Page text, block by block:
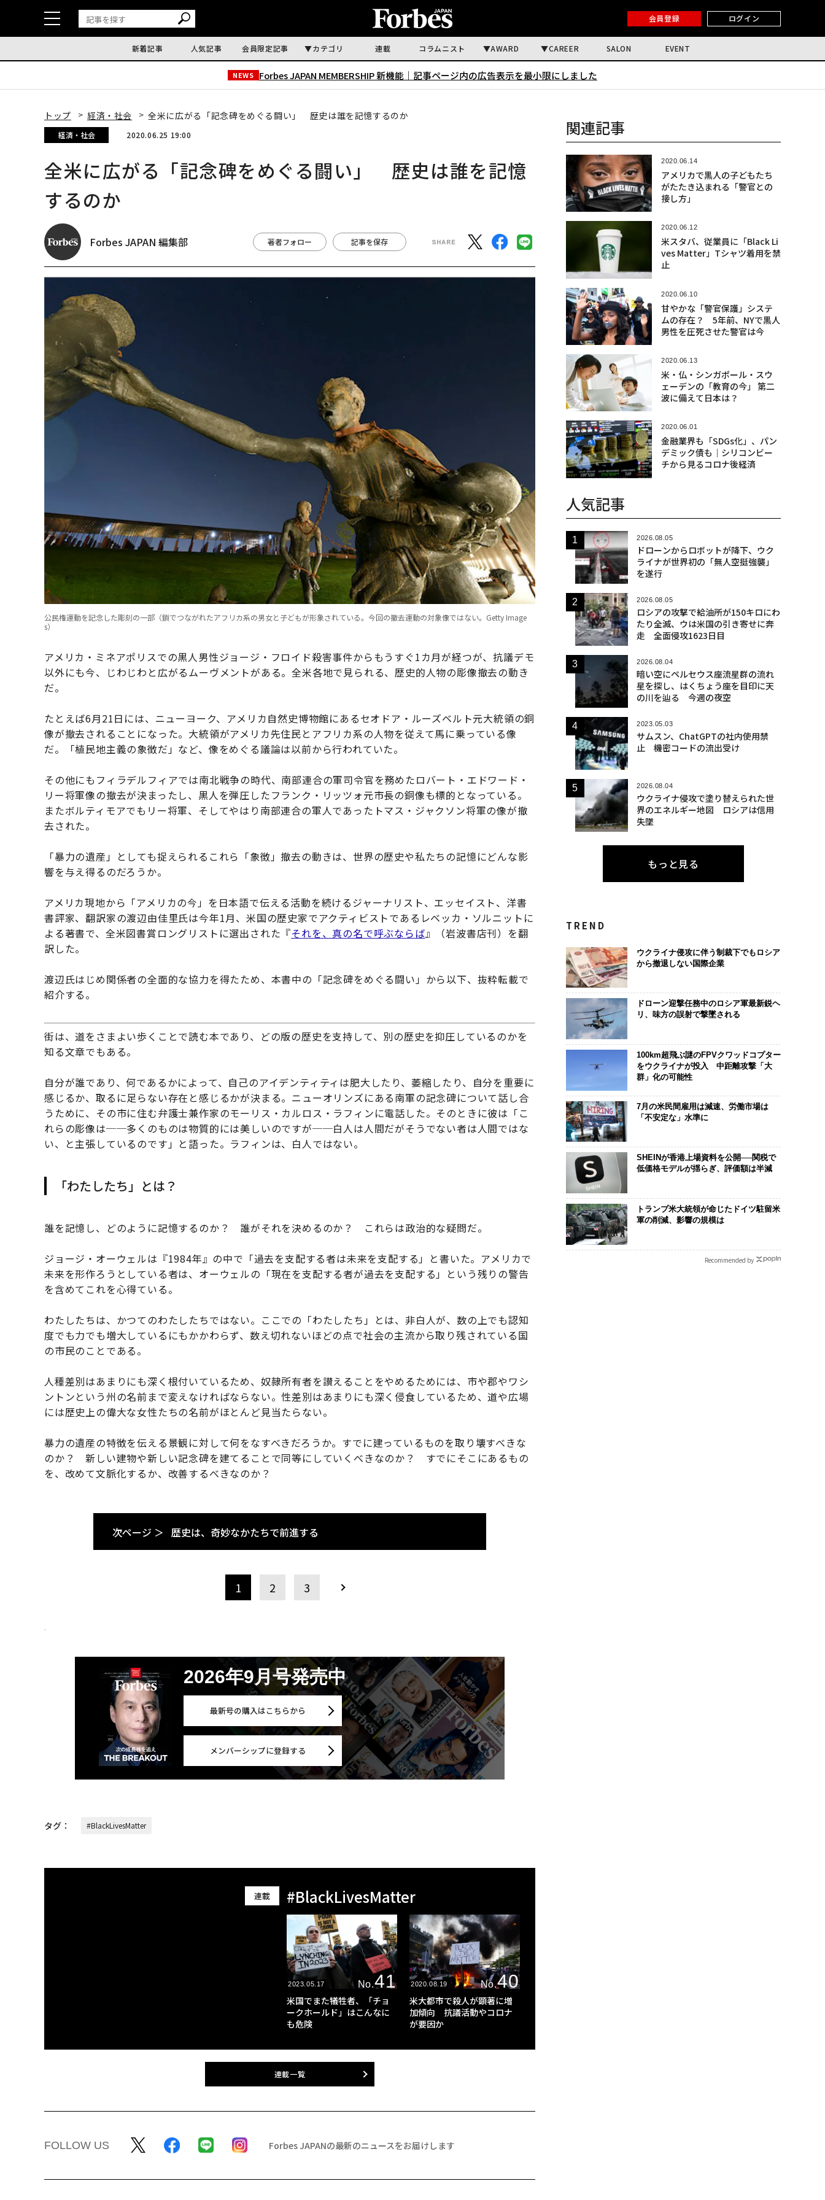
会員登録 ログイン
新着記事 人気記事 会員限定記事 カテゴリ 連載 コラムニスト AWARD CAREER SALON EVENT
NEWS Forbes JAPAN MEMBERSHIP 新機能｜ 記事ページ内の広告表示を最小限にしました
トップ 経済・社会 全米に広がる「記念碑をめぐる闘い」 歴史は誰を記憶するのか
経済・社会 2020.06.25 19:00
全米に広がる「記念碑をめぐる闘い」 歴史は誰を記憶
するのか
Forbes JAPAN 編集部 著者フォロー 記事を保存
公民権運動を記念した彫刻の一部（鎖でつながれたアフリカ系の男女と子どもが形象されている。今回の撤去運動の対象像ではない。Getty Image
s）
アメリカ・ミネアポリスでの黒人男性ジョージ・フロイド殺害事件からもうすぐ1カ月が経つが、抗議デモ
以外にも今、じわじわと広がるムーヴメントがある。全米各地で見られる、歴史的人物の彫像撤去の動き
だ。
たとえば6月21日には、ニューヨーク、アメリカ自然史博物館にあるセオドア・ルーズベルト元大統領の銅
像が撤去されることになった。大統領がアメリカ先住民とアフリカ系の人物を従えて馬に乗っている像
だ。「植民地主義の象徴だ」など、像をめぐる議論は以前から行われていた。
その他にもフィラデルフィアでは南北戦争の時代、南部連合の軍司令官を務めたロバート・エドワード・
リー将軍像の撤去が決まったし、黒人を弾圧したフランク・リッツォ元市長の銅像も標的となっている。
またボルティモアでもリー将軍、そしてやはり南部連合の軍人であったトマス・ジャクソン将軍の像が撤
去された。
「暴力の遺産」としても捉えられるこれら「象徴」撤去の動きは、世界の歴史や私たちの記憶にどんな影
響を与え得るのだろうか。
アメリカ現地から「アメリカの今」を日本語で伝える活動を続けるジャーナリスト、エッセイスト、洋書
書評家、翻訳家の渡辺由佳里氏は今年1月、米国の歴史家でアクティビストであるレベッカ・ソルニットに
よる著書で、全米図書賞ロングリストに選出された『それを、真の名で呼ぶならば』（岩波書店刊）を翻
訳した。
渡辺氏はじめ関係者の全面的な協力を得たため、本書中の「記念碑をめぐる闘い」から以下、抜粋転載で
紹介する。
街は、道をさまよい歩くことで読む本であり、どの版の歴史を支持して、別の歴史を抑圧しているのかを
知る文章でもある。
自分が誰であり、何であるかによって、自己のアイデンティティは肥大したり、萎縮したり、自分を重要に
感じるか、取るに足らない存在と感じるかが決まる。ニューオリンズにある南軍の記念碑について話し合
うために、その市に住む弁護士兼作家のモーリス・カルロス・ラフィンに電話した。そのときに彼は「こ
れらの彫像は──多くのものは物質的には美しいのですが──白人は人間だがそうでない者は人間ではな
い、と主張しているのです」と語った。ラフィンは、白人ではない。
「わたしたち」とは？
誰を記憶し、どのように記憶するのか？ 誰がそれを決めるのか？ これらは政治的な疑問だ。
ジョージ・オーウェルは『1984年』の中で「過去を支配する者は未来を支配する」と書いた。アメリカで
未来を形作ろうとしている者は、オーウェルの「現在を支配する者が過去を支配する」という残りの警告
を含めてこれを心得ている。
わたしたちは、かつてのわたしたちではない。ここでの「わたしたち」とは、非白人が、数の上でも認知
度でも力でも増大しているにもかかわらず、数え切れないほどの点で社会の主流から取り残されている国
の市民のことである。
人種差別はあまりにも深く根付いているため、奴隷所有者を讃えることをやめるためには、市や郡やワシ
ントンという州の名前まで変えなければならない。性差別はあまりにも深く侵食しているため、道や広場
には歴史上の偉大な女性たちの名前がほとんど見当たらない。
暴力の遺産の特徴を伝える景観に対して何をなすべきだろうか。すでに建っているものを取り壊すべきな
のか？ 新しい建物や新しい記念碑を建てることで同等にしていくべきなのか？ すでにそこにあるもの
を、改めて文脈化するか、改善するべきなのか？
次ページ ＞ 歴史は、奇妙なかたちで前進する
1 2 3
.
2026年9月号発売中
最新号の購入はこちらから
メンバーシップに登録する
タグ： #BlackLivesMatter
連載 #BlackLivesMatter
2023.05.17 No.41
米国でまた犠牲者、「チョ
ークホールド」はこんなに
も危険
2020.08.19 No.40
米大都市で殺人が顕著に増
加傾向 抗議活動やコロナ
が要因か
連載一覧
FOLLOW US Forbes JAPANの最新のニュースをお届けします
関連記事
2020.06.14
アメリカで黒人の子どもたち
がたたき込まれる「警官との
接し方」
2020.06.12
米スタバ、従業員に「Black Li
ves Matter」Tシャツ着用を禁
止
2020.06.10
甘やかな「警官保護」システ
ムの存在？ 5年前、NYで黒人
男性を圧死させた警官は今
2020.06.13
米・仏・シンガポール・スウ
ェーデンの「教育の今」 第二
波に備えて日本は？
2020.06.01
金融業界も「SDGs化」、パン
デミック債も｜シリコンビー
チから見るコロナ後経済
人気記事
2026.08.05
ドローンからロボットが降下、ウク
ライナが世界初の「無人空挺強襲」
を遂行
2026.08.05
ロシアの攻撃で給油所が150キロにわ
たり全滅、ウは米国の引き寄せに奔
走 全面侵攻1623日目
2026.08.04
暗い空にペルセウス座流星群の流れ
星を探し、はくちょう座を目印に天
の川を辿る 今週の夜空
2023.05.03
サムスン、ChatGPTの社内使用禁
止 機密コードの流出受け
2026.08.04
ウクライナ侵攻で塗り替えられた世
界のエネルギー地図 ロシアは信用
失墜
もっと見る
TREND
ウクライナ侵攻に伴う制裁下でもロシア
から撤退しない国際企業
ドローン迎撃任務中のロシア軍最新鋭ヘ
リ、味方の誤射で撃墜される
100km超飛ぶ謎のFPVクワッドコプター
をウクライナが投入 中距離攻撃「大
群」化の可能性
7月の米民間雇用は減速、労働市場は
「不安定な」水準に
SHEINが香港上場資料を公開──関税で
低価格モデルが揺らぎ、評価額は半減
トランプ米大統領が命じたドイツ駐留米
軍の削減、影響の規模は
Recommended by